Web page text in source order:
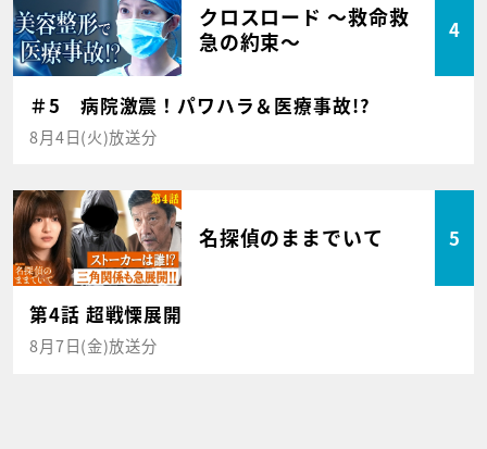
クロスロード ～救命救
急の約束～
4
＃5 病院激震！パワハラ＆医療事故!?
8月4日(火)放送分
名探偵のままでいて 5
第4話 超戦慄展開
8月7日(金)放送分